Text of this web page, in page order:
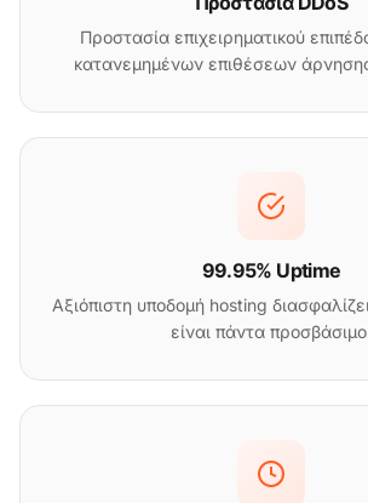
Προστασία επιχειρηματικού
κατανεμημένων επιθέσεων
99.95% Uptime
Αξιόπιστη υποδομή hosting
είναι πάντα